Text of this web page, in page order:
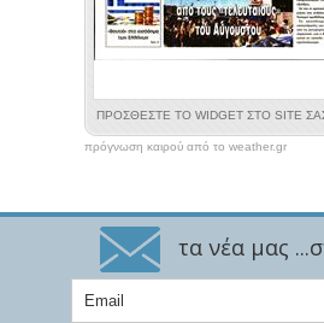
πρόγνωση καιρού από το weather.gr
τα νέα μας